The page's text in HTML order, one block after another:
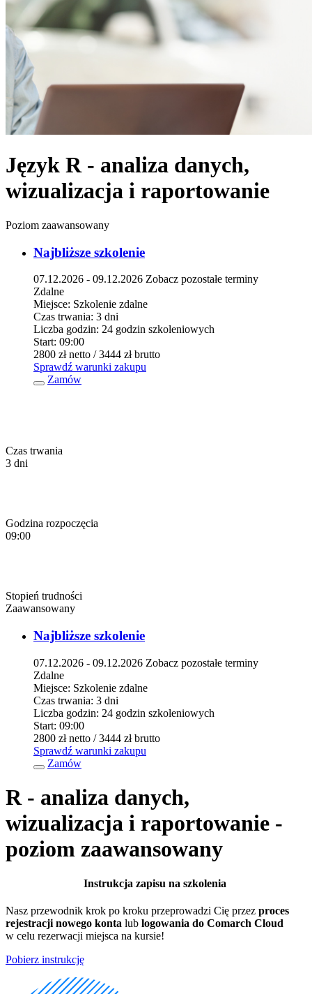
Język R - analiza danych,
wizualizacja i raportowanie
Poziom zaawansowany
Najbliższe szkolenie
07.12.2026 - 09.12.2026 Zobacz pozostałe terminy
Zdalne
Miejsce: Szkolenie zdalne
Czas trwania: 3 dni
Liczba godzin: 24 godzin szkoleniowych
Start: 09:00
2800 złnetto / 3444 złbrutto
Sprawdź warunki zakupu
Zamów
Czas trwania
3 dni
Godzina rozpoczęcia
09:00
Stopień trudności
Zaawansowany
Najbliższe szkolenie
07.12.2026 - 09.12.2026 Zobacz pozostałe terminy
Zdalne
Miejsce: Szkolenie zdalne
Czas trwania: 3 dni
Liczba godzin: 24 godzin szkoleniowych
Start: 09:00
2800 złnetto / 3444 złbrutto
Sprawdź warunki zakupu
Zamów
R - analiza danych,
wizualizacja i raportowanie -
poziom zaawansowany
Instrukcja zapisu na szkolenia
Nasz przewodnik krok po kroku przeprowadzi Cię przez proces
rejestracji nowego konta lub logowania do Comarch Cloud
w celu rezerwacji miejsca na kursie!
Pobierz instrukcję